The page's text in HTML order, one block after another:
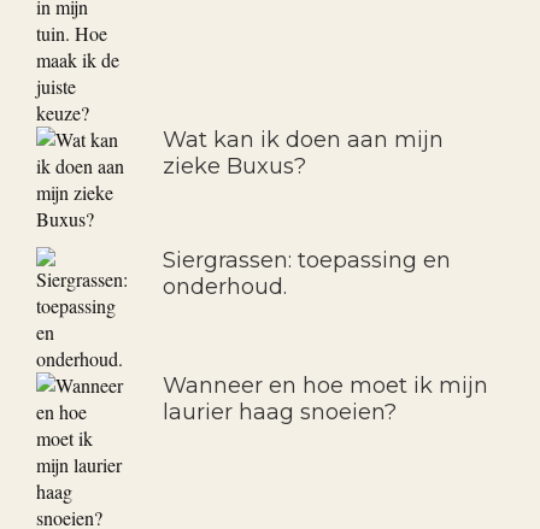
Wat kan ik doen aan mijn
zieke Buxus?
Siergrassen: toepassing en
onderhoud.
Wanneer en hoe moet ik mijn
laurier haag snoeien?